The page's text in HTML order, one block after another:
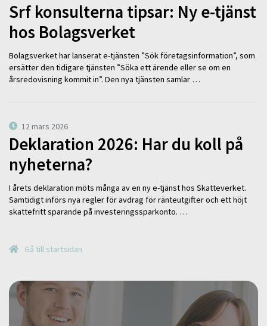
Srf konsulterna tipsar: Ny e-tjänst
hos Bolagsverket
Bolagsverket har lanserat e-tjänsten ”Sök företagsinformation”, som
ersätter den tidigare tjänsten ”Söka ett ärende eller se om en
årsredovisning kommit in”. Den nya tjänsten samlar …
12 mars 2026
Deklaration 2026: Har du koll på
nyheterna?
I årets deklaration möts många av en ny e-tjänst hos Skatteverket.
Samtidigt införs nya regler för avdrag för ränteutgifter och ett höjt
skattefritt sparande på investeringssparkonto. …
Gå till startsidan